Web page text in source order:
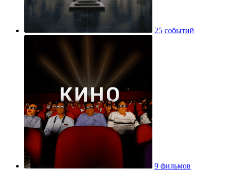
25 событий
9 фильмов